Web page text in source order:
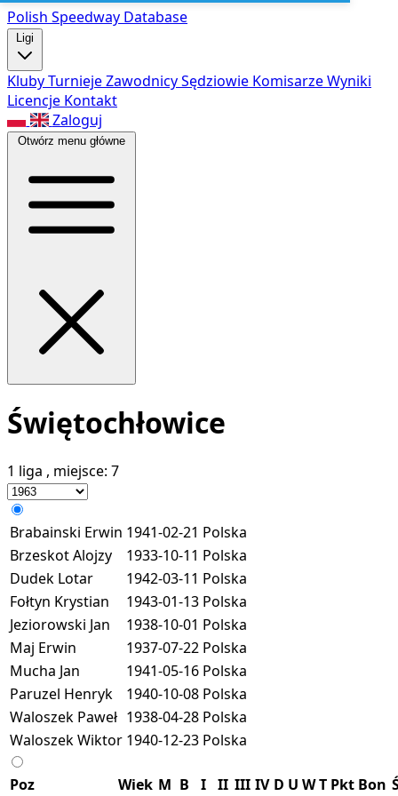
Polish Speedway Database
Ligi
KlubyTurniejeZawodnicySędziowie KomisarzeWyniki
Licencje Kontakt
Zaloguj
Otwórz menu główne
Świętochłowice
1 liga , miejsce: 7
Brabainski Erwin 1941-02-21 Polska
Brzeskot Alojzy
1933-10-11 Polska
Dudek Lotar
1942-03-11 Polska
Fołtyn Krystian
1943-01-13 Polska
Jeziorowski Jan
1938-10-01 Polska
Maj Erwin
1937-07-22 Polska
Mucha Jan
1941-05-16 Polska
Paruzel Henryk
1940-10-08 Polska
Waloszek Paweł 1938-04-28 Polska
Waloszek Wiktor 1940-12-23 Polska
Poz Wiek M B I II III IV D U WT Pkt Bon